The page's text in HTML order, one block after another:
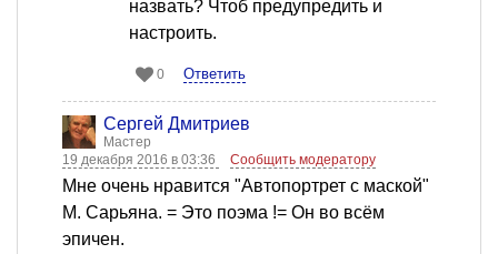
назвать? Чтоб предупредить и
настроить.
0 Ответить
Сергей Дмитриев
Мастер
19 декабря 2016 в 03:36
Сообщить модератору
Мне очень нравится "Автопортрет с маской"
М. Сарьяна. = Это поэма != Он во всём
эпичен.